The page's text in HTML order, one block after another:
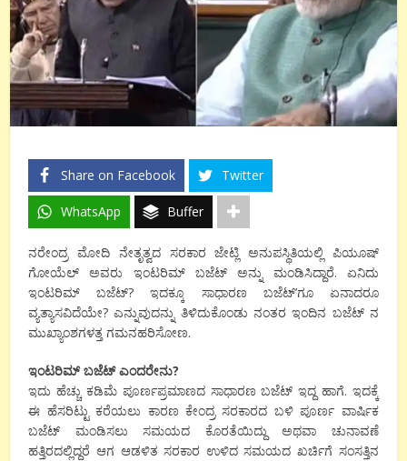
Share on Facebook Twitter
WhatsApp Buffer
ನರೇಂದ್ರ ಮೋದಿ ನೇತೃತ್ವದ ಸರಕಾರ ಜೇಟ್ಲಿ ಅನುಪಸ್ಥಿತಿಯಲ್ಲಿ ಪಿಯೂಷ್
ಗೋಯೆಲ್ ಅವರು ಇಂಟರಿಮ್ ಬಜೆಟ್ ಅನ್ನು ಮಂಡಿಸಿದ್ದಾರೆ. ಏನಿದು
ಇಂಟರಿಮ್ ಬಜೆಟ್? ಇದಕ್ಕೂ ಸಾಧಾರಣ ಬಜೆಟ್’ಗೂ ಏನಾದರೂ
ವ್ಯತ್ಯಾಸವಿದೆಯೇ? ಎನ್ನುವುದನ್ನು ತಿಳಿದುಕೊಂಡು ನಂತರ ಇಂದಿನ ಬಜೆಟ್ ನ
ಮುಖ್ಯಾಂಶಗಳತ್ತ ಗಮನಹರಿಸೋಣ.
ಇಂಟರಿಮ್ ಬಜೆಟ್ ಎಂದರೇನು?
ಇದು ಹೆಚ್ಚು ಕಡಿಮೆ ಪೂರ್ಣಪ್ರಮಾಣದ ಸಾಧಾರಣ ಬಜೆಟ್ ಇದ್ದ ಹಾಗೆ. ಇದಕ್ಕೆ
ಈ ಹೆಸರಿಟ್ಟು ಕರೆಯಲು ಕಾರಣ ಕೇಂದ್ರ ಸರಕಾರದ ಬಳಿ ಪೂರ್ಣ ವಾರ್ಷಿಕ
ಬಜೆಟ್ ಮಂಡಿಸಲು ಸಮಯದ ಕೊರತೆಯಿದ್ದು ಅಥವಾ ಚುನಾವಣೆ
ಹತ್ತಿರದಲ್ಲಿದ್ದರೆ ಆಗ ಆಡಳಿತ ಸರಕಾರ ಉಳಿದ ಸಮಯದ ಖರ್ಚಿಗೆ ಸಂಸತ್ತಿನ